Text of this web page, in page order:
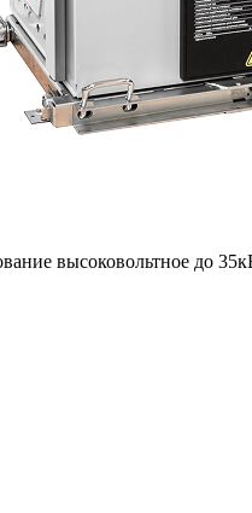
высоковольтное до